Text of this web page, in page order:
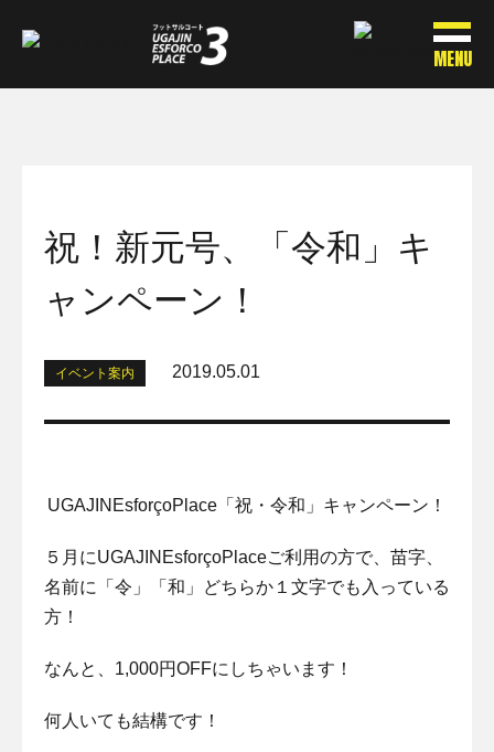
MENU
祝！新元号、「令和」キ
ャンペーン！
イベント案内 2019.05.01
UGAJINEsforçoPlace「祝・令和」キャンペーン！
５月にUGAJINEsforçoPlaceご利用の方で、苗字、
名前に
「令」「和」
どちらか１文字でも入っている
方！
なんと、1,000円OFFにしちゃいます！
何人いても結構です！